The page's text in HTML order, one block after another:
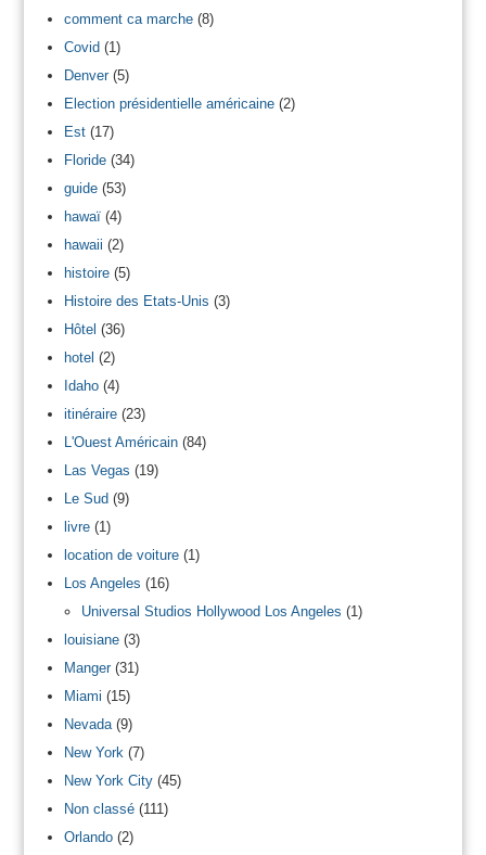
comment ca marche(8)
Covid(1)
Denver(5)
Election présidentielle américaine(2)
Est(17)
Floride(34)
guide(53)
hawaï(4)
hawaii (2)
histoire(5)
Histoire des Etats-Unis (3)
Hôtel (36)
hotel (2)
Idaho(4)
itinéraire(23)
L'Ouest Américain(84)
Las Vegas (19)
Le Sud(9)
livre(1)
location de voiture(1)
Los Angeles (16)
Universal Studios Hollywood Los Angeles (1)
louisiane(3)
Manger(31)
Miami (15)
Nevada(9)
New York (7)
New York City(45)
Non classé(111)
Orlando(2)